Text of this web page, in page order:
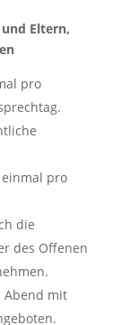
Eltern,
pro
pro
die
des Offenen
Abend mit